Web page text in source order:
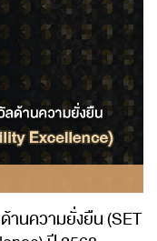
านความยั่งยืน (SET